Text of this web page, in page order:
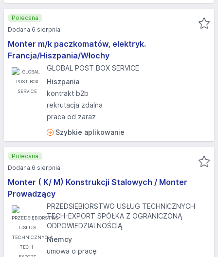
Monter m/k paczkomatów, elektryk.
Francja/Hiszpania/Włochy
GLOBAL POST BOX SERVICE
Hiszpania
kontrakt b2b
rekrutacja zdalna
praca od zaraz
Szybkie aplikowanie
Polecana
Dodana 6 sierpnia
Monter ( K/ M) Konstrukcji Stalowych / Monter
Prowadzący
PRZEDSIĘBIORSTWO USŁUG TECHNICZNYCH
TECH-EXPORT SPÓŁKA Z OGRANICZONĄ
ODPOWIEDZIALNOŚCIĄ
Niemcy
umowa o pracę
Polecana
Dodana 6 sierpnia